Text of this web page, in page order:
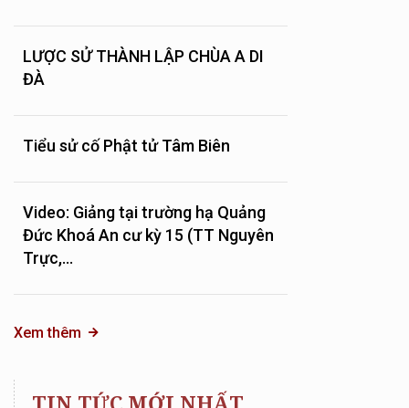
LƯỢC SỬ THÀNH LẬP CHÙA A DI
ĐÀ
Tiểu sử cố Phật tử Tâm Biên
Video: Giảng tại trường hạ Quảng
Đức Khoá An cư kỳ 15 (TT Nguyên
Trực,...
Xem thêm
TIN TỨC MỚI NHẤT